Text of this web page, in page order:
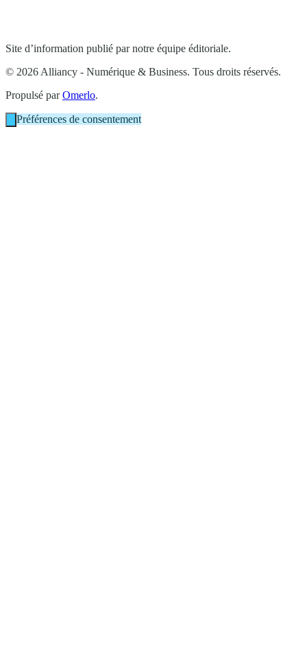
Site d’information publié par notre équipe éditoriale.
© 2026 Alliancy - Numérique & Business. Tous droits réservés.
Propulsé parOmerlo.
Préférences de consentement